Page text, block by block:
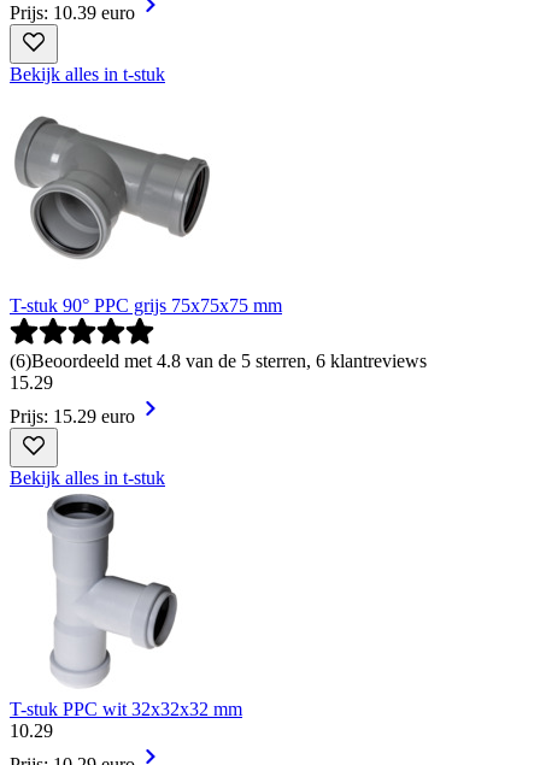
Prijs: 10.39 euro
Bekijk alles in t-stuk
T-stuk 90° PPC grijs 75x75x75 mm
(6)Beoordeeld met 4.8 van de 5 sterren, 6 klantreviews
15.29
Prijs: 15.29 euro
Bekijk alles in t-stuk
T-stuk PPC wit 32x32x32 mm
10.29